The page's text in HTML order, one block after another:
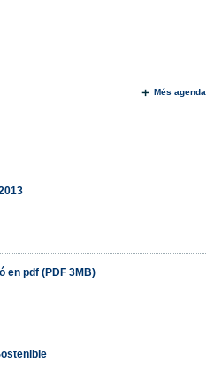
Més agenda
en pdf (PDF 3MB)